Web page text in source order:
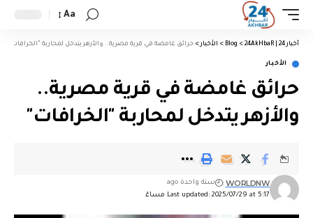
Aa
أخبار 24 | 24AkHbaR >
Blog
> الأخبار > حرائق غامضة في قرية مصرية.. والأزهر يتدخل لمحاربة "الخرافات"
الأخبار
حرائق غامضة في قرية مصرية..
والأزهر يتدخل لمحاربة "الخرافات"
Last updated: 2025/07/29 at 5:17 مساءً
WORLDNW سنة واحدة ago